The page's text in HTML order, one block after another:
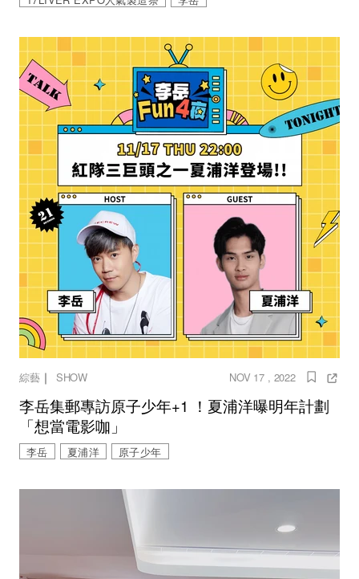
綜藝｜ SHOW NOV 17 , 2022
李岳集郵專訪原子少年+1 ！夏浦洋曝明年計劃
「想當電影咖」
李岳 夏浦洋 原子少年